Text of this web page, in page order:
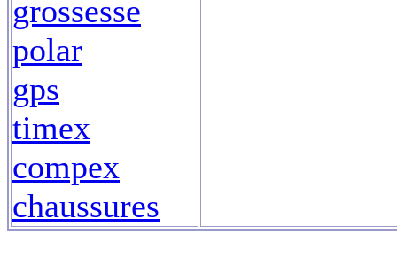
grossesse
polar
gps
timex
compex
chaussures